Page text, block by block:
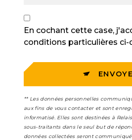
En cochant cette case,
conditions particulières ci-
** Les données personnelles
aux fins de vous contacter et sont
informatisé. Elles sont destinées à
sous-traitants dans le seul but de
données collectées seront